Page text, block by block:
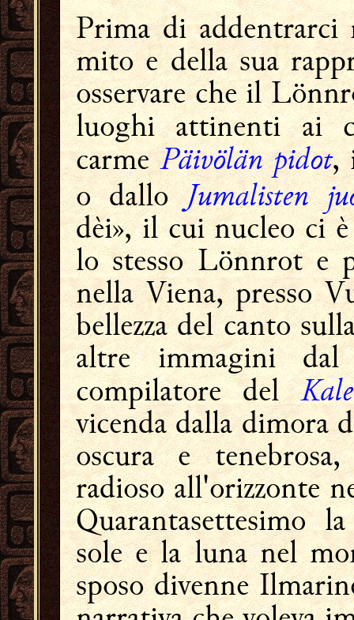
Prima di addentrarci
mito e della sua
osservare che il
luoghi attinenti ai
carmePäivölän pidot,
o dalloJumalisten
dèi», il cui nucleo ci
lo stesso Lönnrot e
nella Viena, presso
bellezza del canto
altre immagini dal
compilatore del
vicenda dalla dimora
oscura e
radioso all'orizzonte
Quarantasettesimo
sole e la luna nel
sposo divenne